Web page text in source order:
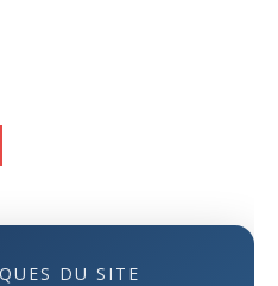
DU SITE